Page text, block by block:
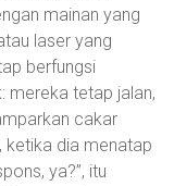
mainan yang
laser yang
berfungsi
mereka tetap jalan,
cakar
ketika dia menatap
ya?”, itu